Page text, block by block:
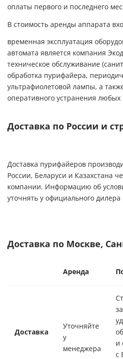
оплаты первого и последнего
В стоимость аренды аппарата
временная эксплуатация
автомата является компания
техническое обслуживание
обработка пурифайера,
ультрафиолетовой лампы, а
оперативного устранения
Доставка по России и
Доставка пурифайеров
России, Беларуси и Казахстана
компании. Информацию об
уточнять у официального
Доставка по Москве,
Аренда
Доставка
Уточняйте
у
менеджера
и
с